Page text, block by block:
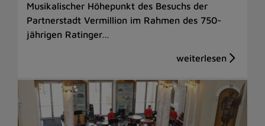
Musikalischer Höhepunkt des Besuchs der
Partnerstadt Vermillion im Rahmen des 750-
jährigen Ratinger…